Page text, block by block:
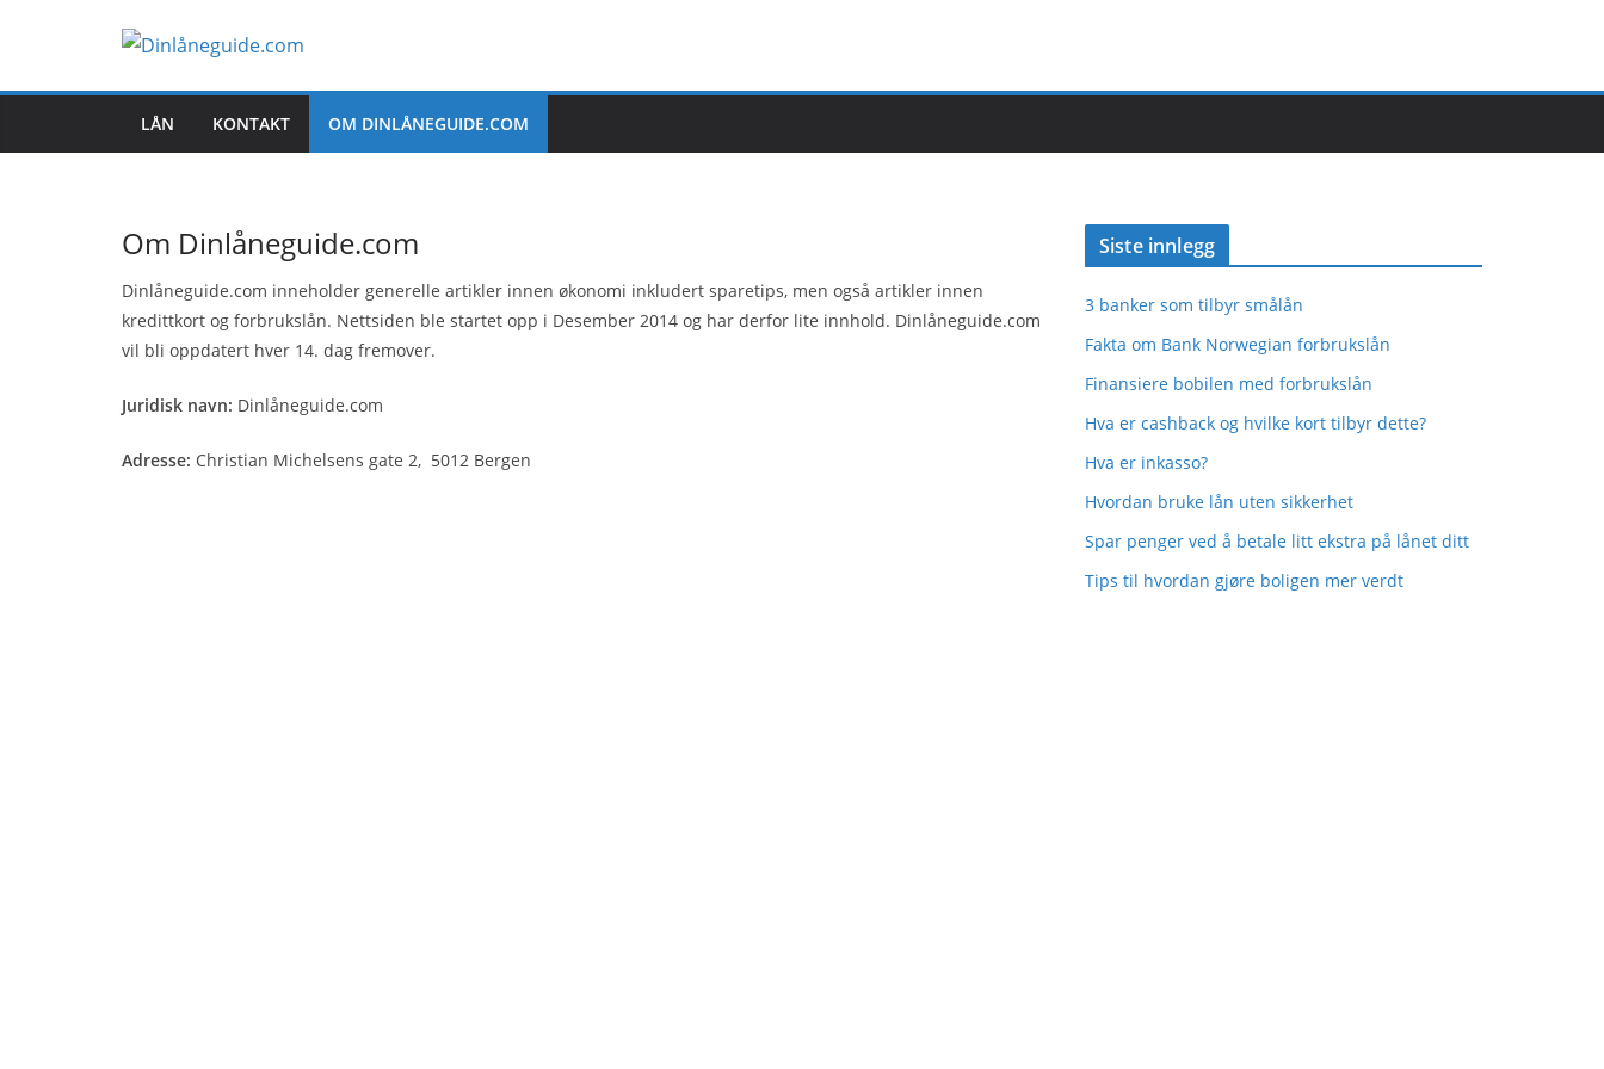
LÅN KONTAKT OM DINLÅNEGUIDE.COM
Om Dinlåneguide.com
Dinlåneguide.com inneholder generelle artikler innen økonomi inkludert sparetips, men også artikler innen
kredittkort og forbrukslån. Nettsiden ble startet opp i Desember 2014 og har derfor lite innhold. Dinlåneguide.com
vil bli oppdatert hver 14. dag fremover.
Juridisk navn: Dinlåneguide.com
Adresse: Christian Michelsens gate 2, 5012 Bergen
Siste innlegg
3 banker som tilbyr smålån
Fakta om Bank Norwegian forbrukslån
Finansiere bobilen med forbrukslån
Hva er cashback og hvilke kort tilbyr dette?
Hva er inkasso?
Hvordan bruke lån uten sikkerhet
Spar penger ved å betale litt ekstra på lånet ditt
Tips til hvordan gjøre boligen mer verdt